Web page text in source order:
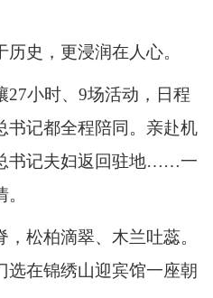
史，更浸润在人心。
27小时、9场活动，日程
书记都全程陪同。亲赴机
书记夫妇返回驻地……一
松柏滴翠、木兰吐蕊。
选在锦绣山迎宾馆一座朝